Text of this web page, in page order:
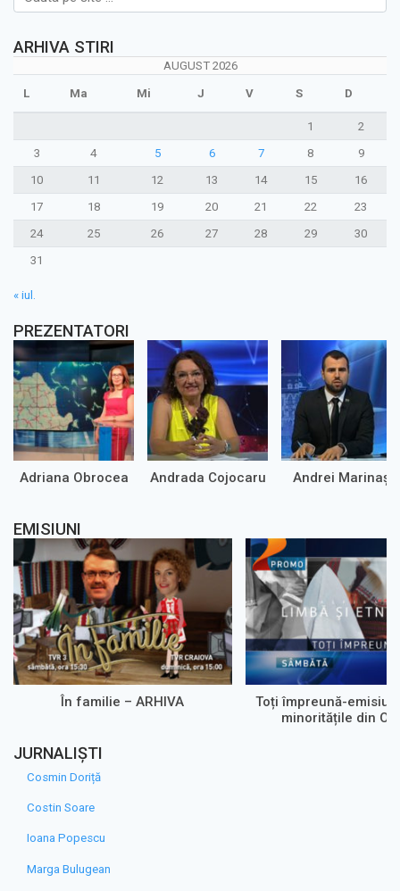
ARHIVA STIRI
AUGUST 2026
L Ma Mi J V S D
1
2
3
4 5 6 7 8
9
10
11 12 13 14 15
16
17
18 19 20 21 22
23
24
25 26 27 28 29
30
31
« iul.
PREZENTATORI
Adriana Obrocea Andrada Cojocaru Andrei Marinaș
EMISIUNI
În familie – ARHIVA
Toți împreună-
minoritățile din
JURNALIȘTI
Cosmin Doriță
Costin Soare
Ioana Popescu
Marga Bulugean